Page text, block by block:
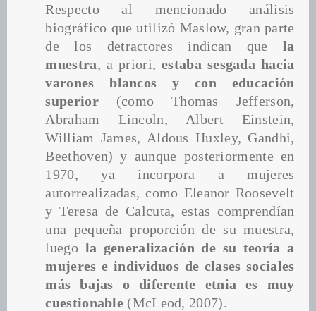
Respecto al mencionado análisis
biográfico que utilizó Maslow, gran parte
de los detractores indican que la
muestra, a priori, estaba sesgada hacia
varones blancos y con educación
superior (como Thomas Jefferson,
Abraham Lincoln, Albert Einstein,
William James, Aldous Huxley, Gandhi,
Beethoven) y aunque posteriormente en
1970, ya incorpora a mujeres
autorrealizadas, como Eleanor Roosevelt
y Teresa de Calcuta, estas comprendían
una pequeña proporción de su muestra,
luego la generalización de su teoría a
mujeres e individuos de clases sociales
más bajas o diferente etnia es muy
cuestionable (McLeod, 2007).